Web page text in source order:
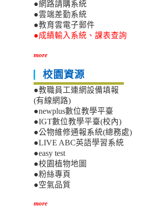
●網路請購系統
●雲端差勤系統
●教育雲電子郵件
●成績輸入系統、課表查詢
more
校園資源
●教職員工連網設備填報
(有線網路)
●newplus數位教學平臺
●IGT數位教學平臺(校內)
●公物維修通報系統(總務處)
●LIVE ABC英語學習系統
●easy test
●校園植物地圖
●粉絲專頁
●空氣品質
more